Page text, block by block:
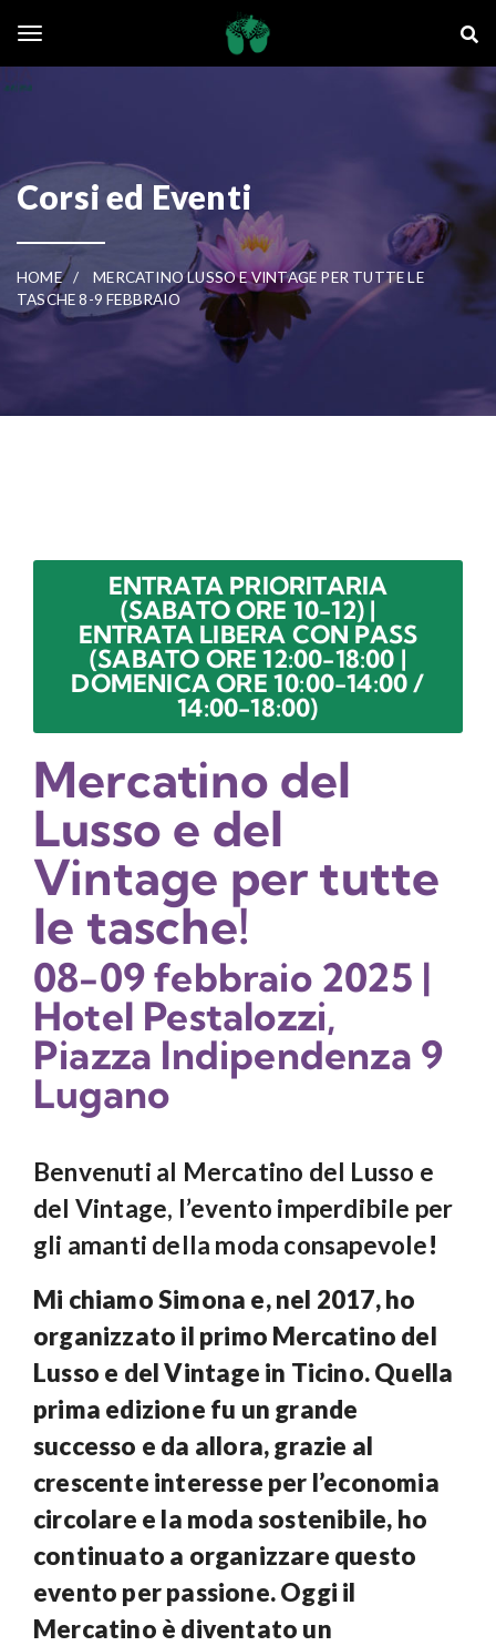
Corsi ed Eventi
HOME
MERCATINO LUSSO E VINTAGE PER TUTTE LE
TASCHE 8-9 FEBBRAIO
ENTRATA PRIORITARIA
(SABATO ORE 10-12) |
ENTRATA LIBERA CON PASS
(SABATO ORE 12:00-18:00 |
DOMENICA ORE 10:00-14:00 /
14:00-18:00)
Mercatino del
Lusso e del
Vintage per tutte
le tasche!
08-09 febbraio 2025 |
Hotel Pestalozzi,
Piazza Indipendenza 9
Lugano
Benvenuti al Mercatino del Lusso e
del Vintage, l’evento imperdibile per
gli amanti della moda consapevole!
Mi chiamo Simona e, nel 2017, ho
organizzato il primo Mercatino del
Lusso e del Vintage in Ticino. Quella
prima edizione fu un grande
successo e da allora, grazie al
crescente interesse per l’economia
circolare e la moda sostenibile, ho
continuato a organizzare questo
evento per passione. Oggi il
Mercatino è diventato un